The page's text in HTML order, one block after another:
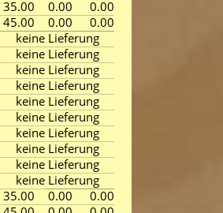
35.00 0.00
0.00
45.00 0.00
0.00
keine Lieferung
keine Lieferung
keine Lieferung
keine Lieferung
keine Lieferung
keine Lieferung
keine Lieferung
keine Lieferung
keine Lieferung
keine Lieferung
35.00 0.00
0.00